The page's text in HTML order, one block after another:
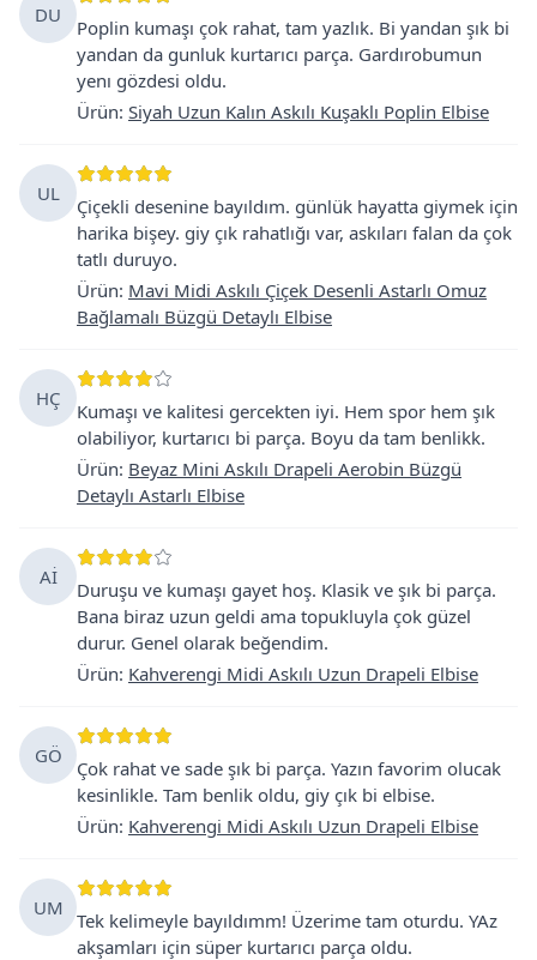
DU
Poplin kumaşı çok rahat, tam yazlık. Bi yandan şık bi
yandan da gunluk kurtarıcı parça. Gardırobumun
yenı gözdesi oldu.
Ürün: Siyah Uzun Kalın Askılı Kuşaklı Poplin Elbise
UL
Çiçekli desenine bayıldım. günlük hayatta giymek için
harika bişey. giy çık rahatlığı var, askıları falan da çok
tatlı duruyo.
Ürün: Mavi Midi Askılı Çiçek Desenli Astarlı Omuz
Bağlamalı Büzgü Detaylı Elbise
HÇ
Kumaşı ve kalitesi gercekten iyi. Hem spor hem şık
olabiliyor, kurtarıcı bi parça. Boyu da tam benlikk.
Ürün: Beyaz Mini Askılı Drapeli Aerobin Büzgü
Detaylı Astarlı Elbise
Aİ
Duruşu ve kumaşı gayet hoş. Klasik ve şık bi parça.
Bana biraz uzun geldi ama topukluyla çok güzel
durur. Genel olarak beğendim.
Ürün: Kahverengi Midi Askılı Uzun Drapeli Elbise
GÖ
Çok rahat ve sade şık bi parça. Yazın favorim olucak
kesinlikle. Tam benlik oldu, giy çık bi elbise.
Ürün: Kahverengi Midi Askılı Uzun Drapeli Elbise
UM
Tek kelimeyle bayıldımm! Üzerime tam oturdu. YAz
akşamları için süper kurtarıcı parça oldu.